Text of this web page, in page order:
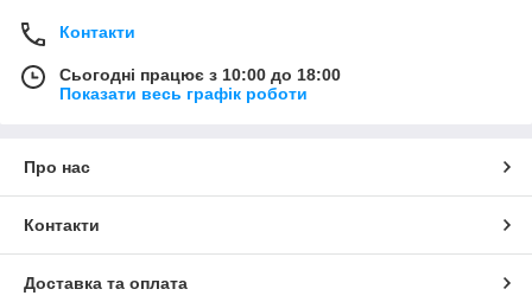
Контакти
Сьогодні працює з 10:00 до 18:00
Показати весь графік роботи
Про нас
Контакти
Доставка та оплата